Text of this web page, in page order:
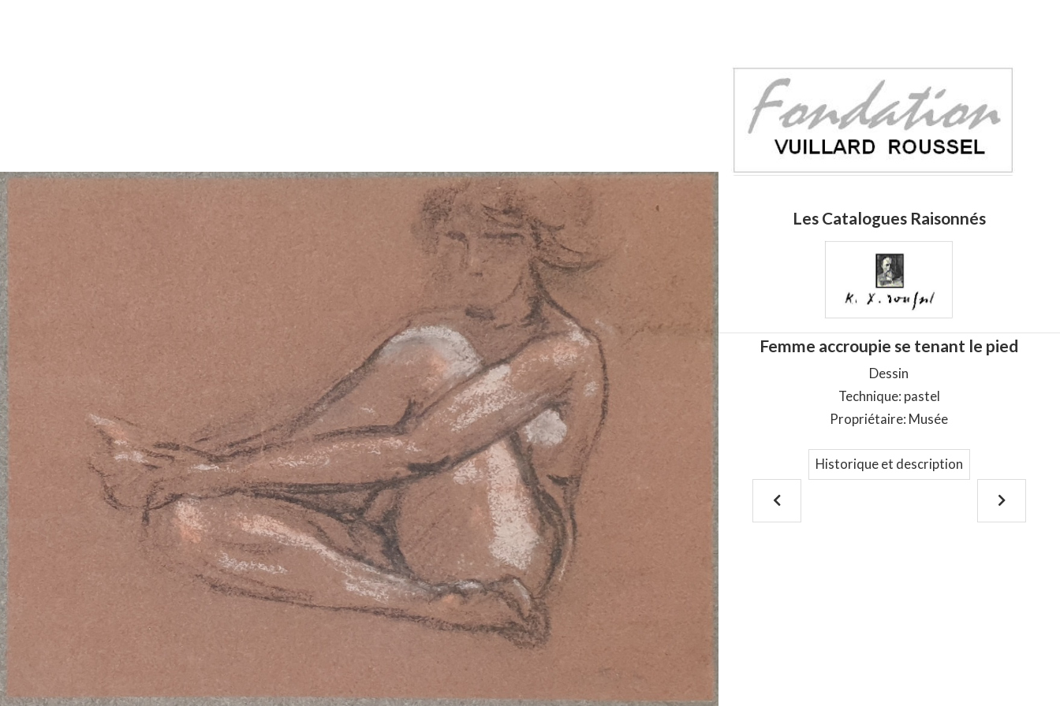
Les Catalogues Raisonnés
Femme accroupie se tenant le pied
Dessin
Technique: pastel
Propriétaire: Musée
Historique et description